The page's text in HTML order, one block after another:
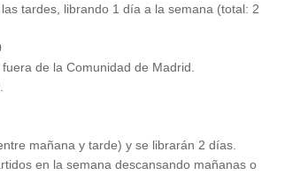
tardes, librando 1 día a la semana (total: 2
de la Comunidad de Madrid.
mañana y tarde) y se librarán 2 días.
en la semana descansando mañanas o